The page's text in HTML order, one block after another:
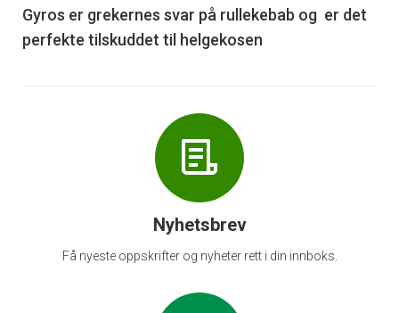
6
Gyros er grekernes svar på rullekebab og er det
perfekte tilskuddet til helgekosen
Nyhetsbrev
Få nyeste oppskrifter og nyheter rett i din innboks.